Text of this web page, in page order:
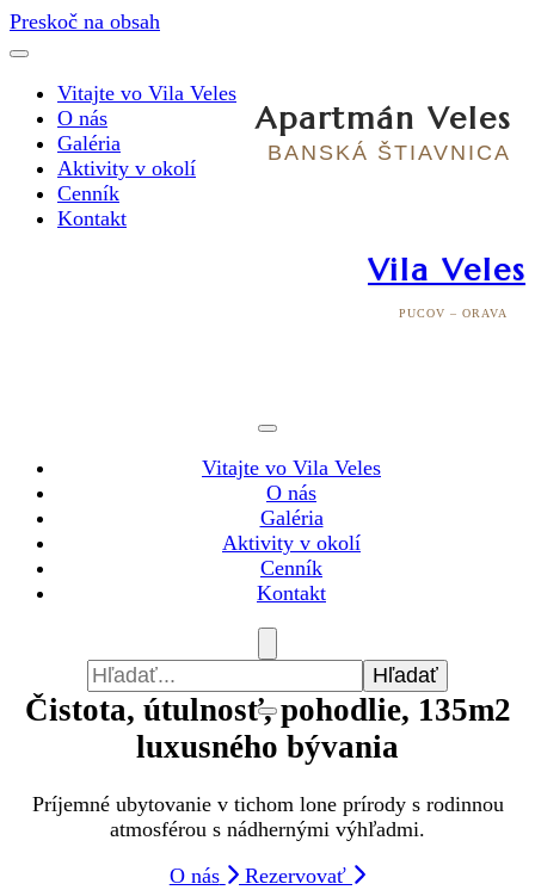
Preskoč na obsah
Vitajte vo Vila Veles
O nás
Galéria
Aktivity v okolí
Cenník
Kontakt
Vila Veles
PUCOV – ORAVA
Vitajte vo Vila Veles
O nás
Galéria
Aktivity v okolí
Cenník
Kontakt
Hľadať:
Apartmán Veles
BANSKÁ ŠTIAVNICA
Čistota, útulnosť, pohodlie, 135m2
luxusného bývania
Príjemné ubytovanie v tichom lone prírody s rodinnou
atmosférou s nádhernými výhľadmi.
O nás
Rezervovať